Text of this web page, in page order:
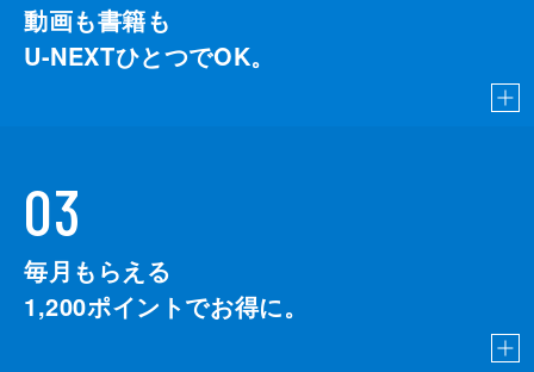
動画も書籍も
U-NEXTひとつでOK。
03
毎月もらえる
1,200ポイントでお得に。